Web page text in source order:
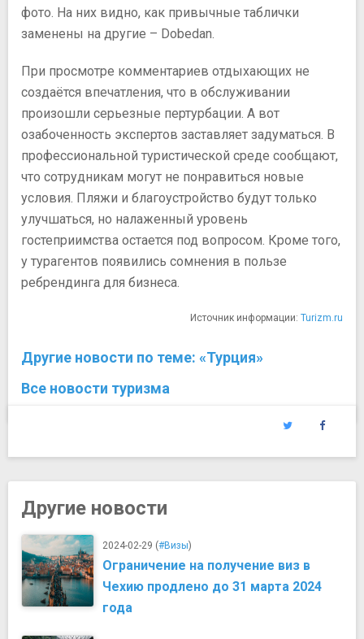
фото. На них видно, как привычные таблички
заменены на другие – Dobedan.
При просмотре комментариев отдыхающих не
создаётся впечатления, что в обслуживании
произошли серьезные пертурбации. А вот
озабоченность экспертов заставляет задуматься. В
профессиональной туристической среде сообщают,
что сотрудникам могут не понравиться новые
условия. Пляжи и благоустройство будут только
улучшаться, но налаженный уровень
гостеприимства остается под вопросом. Кроме того,
у турагентов появились сомнения в пользе
ребрендинга для бизнеса.
Источник информации: Turizm.ru
Другие новости по теме: «Турция»
Все новости туризма
Другие новости
2024-02-29 (#Визы)
Ограничение на получение виз в
Чехию продлено до 31 марта 2024
года